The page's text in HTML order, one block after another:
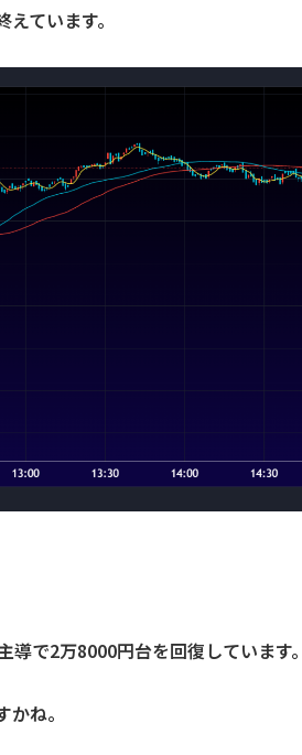
ています。
で2万8000円台を回復しています。
ね。